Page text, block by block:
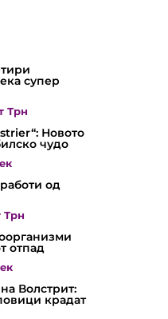
супер
Трн
Новото
чудо
од
Трн
отпад
Волстрит:
крадат